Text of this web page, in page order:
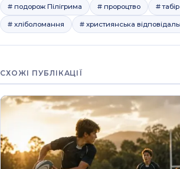
# подорож Пілігрима # пророцтво #
# хліболомання # християнська
СХОЖІ ПУБЛІКАЦІЇ